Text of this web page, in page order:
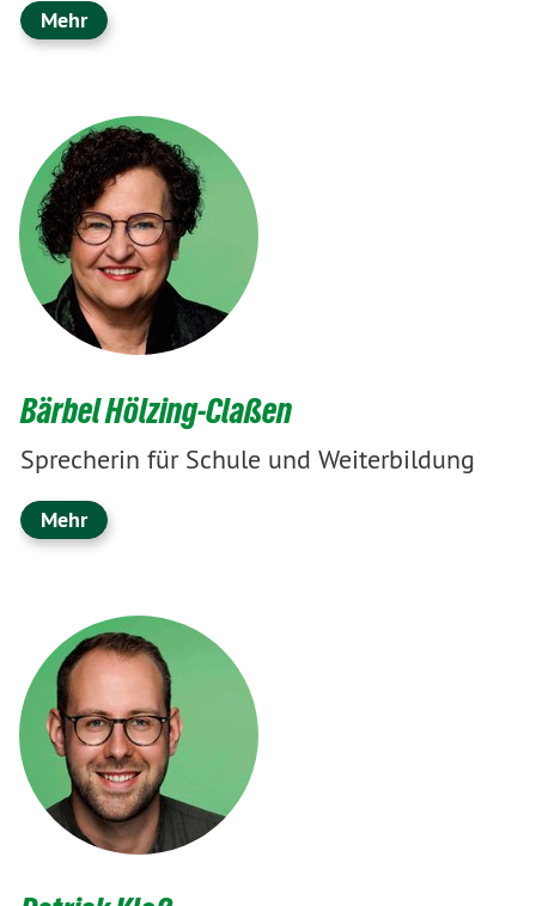
Mehr
Bärbel Hölzing-Claßen
Sprecherin für Schule und Weiterbildung
Mehr